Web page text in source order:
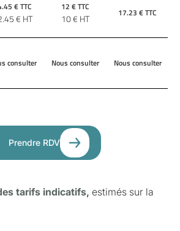
€ TTC
€ HT
12 € TTC
10€ HT 17.23 € TTC
consulter Nous consulter Nous consulter
Prendre RDV
tarifs indicatifs, estimés sur la